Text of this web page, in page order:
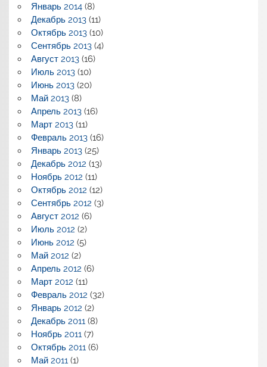
Январь 2014(8)
Декабрь 2013(11)
Октябрь 2013(10)
Сентябрь 2013(4)
Август 2013(16)
Июль 2013(10)
Июнь 2013(20)
Май 2013(8)
Апрель 2013(16)
Март 2013(11)
Февраль 2013(16)
Январь 2013(25)
Декабрь 2012 (13)
Ноябрь 2012 (11)
Октябрь 2012 (12)
Сентябрь 2012 (3)
Август 2012 (6)
Июль 2012 (2)
Июнь 2012 (5)
Май 2012 (2)
Апрель 2012 (6)
Март 2012 (11)
Февраль 2012 (32)
Январь 2012 (2)
Декабрь 2011(8)
Ноябрь 2011(7)
Октябрь 2011(6)
Май 2011(1)